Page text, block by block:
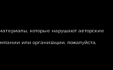
которые нарушают авторские
или организации, пожалуйста,